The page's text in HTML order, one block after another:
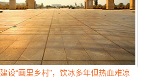
建设“画里乡村”，饮冰多年但热血难凉